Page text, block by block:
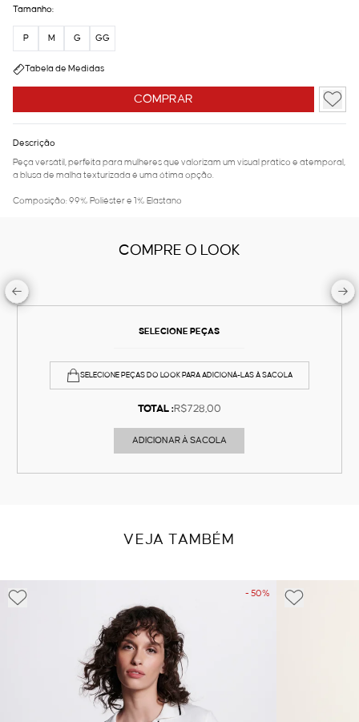
COMPRAR
Tamanho:
P M G GG
Tabela de Medidas
Descrição
Peça versátil, perfeita para mulheres que valorizam um visual prático e atemporal,
a blusa de malha texturizada é uma ótima opção.
Composição: 99% Poliéster e 1% Elastano
COMPRE O LOOK
SELECIONE PEÇAS
SELECIONE PEÇAS DO LOOK PARA ADICIONÁ-LAS À SACOLA
TOTAL :R$728,00
ADICIONAR À SACOLA
VEJA TAMBÉM
- 50%